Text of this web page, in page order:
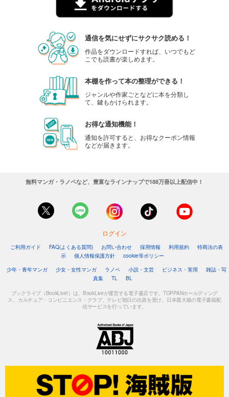
通信を気にせずにサクサク読める！
作品をダウンロードすれば、いつでもど
こでも読書が楽しめます。
本棚を作って本の整理ができる！
ジャンルや作家ごとなどに本を分類し
て、鍵もかけられます。
お得な通知機能！
通知を許可すると、お得なクーポン情報
などが届きます。
無料マンガ・ラノベなど、豊富なラインナップで188万冊以上配信中！
ログイン
ご利用ガイド FAQ(よくある質問) お問い合わせ 採用情報 利用規約
特商法の表
示
個人情報保護方針
cookie等ポリシー
少年・青年マンガ
少女・女性マンガ ラノベ 小説・文芸 ビジネス・実用
雑誌・写
真集
TL BL
ブックライブ（BookLive!）は、BookLiveが運営する電子書店です。TOPPANホールディング
ス、カルチュア・コンビニエンス・クラブ、テレビ朝日の出資を受け、日本最大級の電子書籍配
信サービスを行っています。